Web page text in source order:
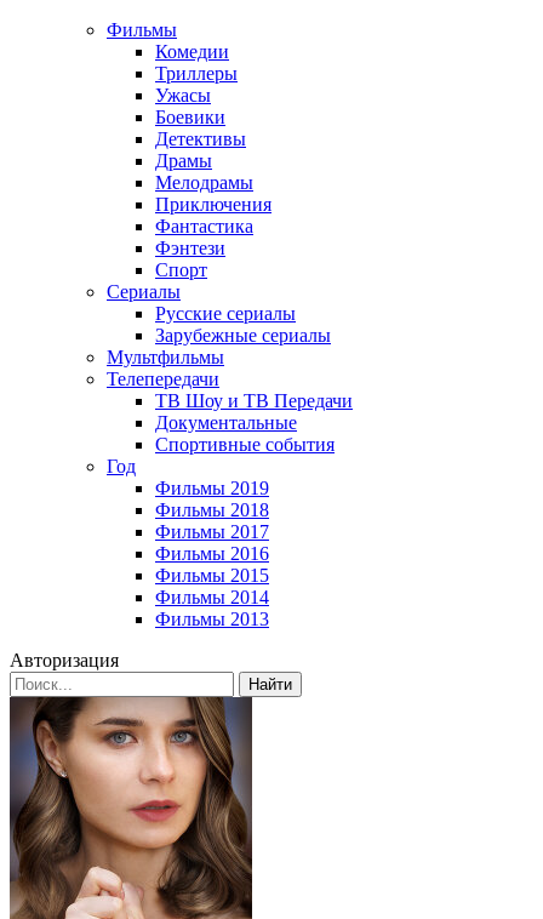
Фильмы
Комедии
Триллеры
Ужасы
Боевики
Детективы
Драмы
Мелодрамы
Приключения
Фантастика
Фэнтези
Спорт
Сериалы
Русские сериалы
Зарубежные сериалы
Мультфильмы
Телепередачи
ТВ Шоу и ТВ Передачи
Документальные
Спортивные события
Год
Фильмы 2019
Фильмы 2018
Фильмы 2017
Фильмы 2016
Фильмы 2015
Фильмы 2014
Фильмы 2013
Авторизация
Найти